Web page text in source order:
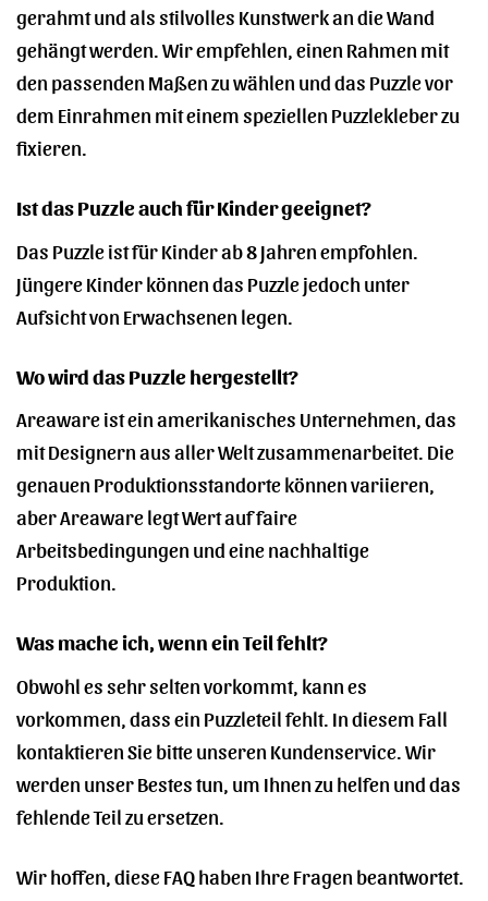
gerahmt und als stilvolles Kunstwerk an die Wand
gehängt werden. Wir empfehlen, einen Rahmen mit
den passenden Maßen zu wählen und das Puzzle vor
dem Einrahmen mit einem speziellen Puzzlekleber zu
fixieren.
Ist das Puzzle auch für Kinder geeignet?
Das Puzzle ist für Kinder ab 8 Jahren empfohlen.
Jüngere Kinder können das Puzzle jedoch unter
Aufsicht von Erwachsenen legen.
Wo wird das Puzzle hergestellt?
Areaware ist ein amerikanisches Unternehmen, das
mit Designern aus aller Welt zusammenarbeitet. Die
genauen Produktionsstandorte können variieren,
aber Areaware legt Wert auf faire
Arbeitsbedingungen und eine nachhaltige
Produktion.
Was mache ich, wenn ein Teil fehlt?
Obwohl es sehr selten vorkommt, kann es
vorkommen, dass ein Puzzleteil fehlt. In diesem Fall
kontaktieren Sie bitte unseren Kundenservice. Wir
werden unser Bestes tun, um Ihnen zu helfen und das
fehlende Teil zu ersetzen.
Wir hoffen, diese FAQ haben Ihre Fragen beantwortet.